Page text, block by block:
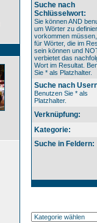
Suche nach
Schlüsselwort:
Sie können AND
um Wörter zu
vorkommen
für Wörter, die im
sein können und
verbietet das
Wort im Resultat.
Sie * als Platzhalter.
Suche nach
Benutzen Sie * als
Platzhalter.
Verknüpfung:
Kategorie:
Suche in Feldern: